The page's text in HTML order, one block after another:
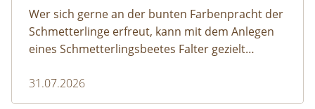
Wer sich gerne an der bunten Farbenpracht der
Schmetterlinge erfreut, kann mit dem Anlegen
eines Schmetterlingsbeetes Falter gezielt
dürfen ausreichend mitgedacht werden. Denn
ohne Raupen gibt es keine schönen
31.07.2026